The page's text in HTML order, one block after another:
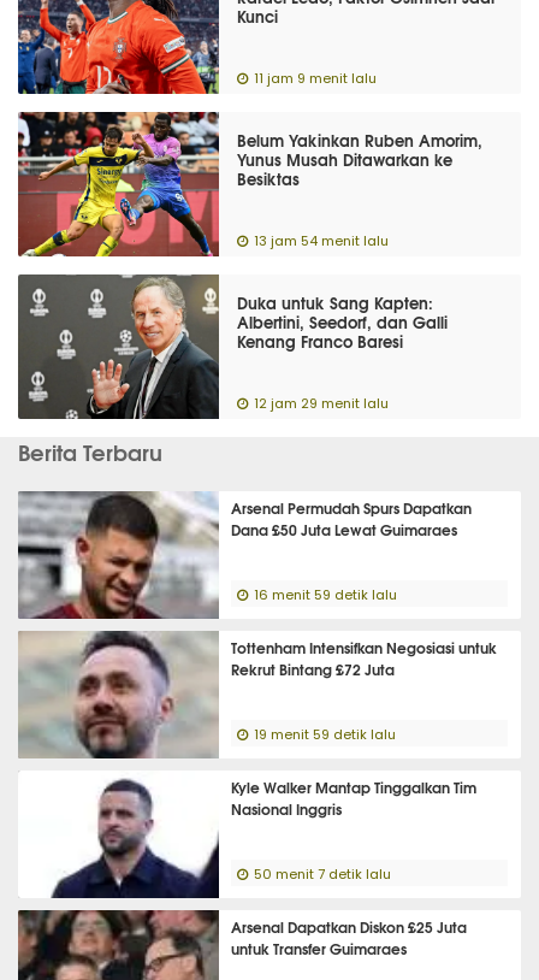
Kunci
11 jam 9 menit lalu
Belum Yakinkan Ruben Amorim,
Yunus Musah Ditawarkan ke
Besiktas
13 jam 54 menit lalu
Duka untuk Sang Kapten:
Albertini, Seedorf, dan Galli
Kenang Franco Baresi
12 jam 29 menit lalu
Berita Terbaru
Arsenal Permudah Spurs Dapatkan
Dana £50 Juta Lewat Guimaraes
16 menit 59 detik lalu
Tottenham Intensifkan Negosiasi untuk
Rekrut Bintang £72 Juta
19 menit 59 detik lalu
Kyle Walker Mantap Tinggalkan Tim
Nasional Inggris
50 menit 7 detik lalu
Arsenal Dapatkan Diskon £25 Juta
untuk Transfer Guimaraes